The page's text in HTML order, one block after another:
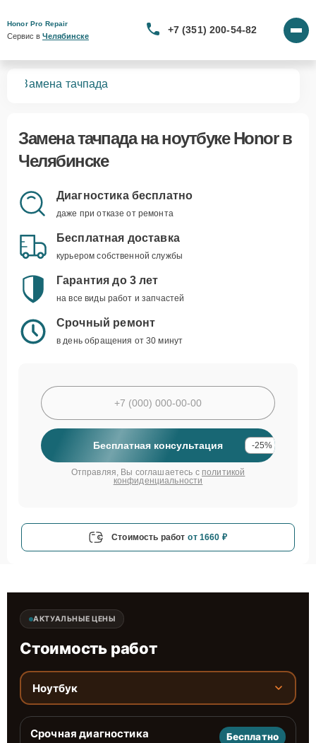
Honor Pro Repair
Сервис в Челябинске
+7 (351) 200-54-82
Замена тачпада
Замена тачпадана ноутбуке Honor в
Челябинске
Диагностика бесплатно
даже при отказе от ремонта
Бесплатная доставка
курьером собственной службы
Гарантия до 3 лет
на все виды работ и запчастей
Срочный ремонт
в день обращения от 30 минут
Бесплатная консультация -25%
Отправляя, Вы соглашаетесь с политикой
конфиденциальности
Стоимость работ от 1660 ₽
АКТУАЛЬНЫЕ ЦЕНЫ
Стоимость работ
Ноутбук
Срочная диагностика Бесплатно